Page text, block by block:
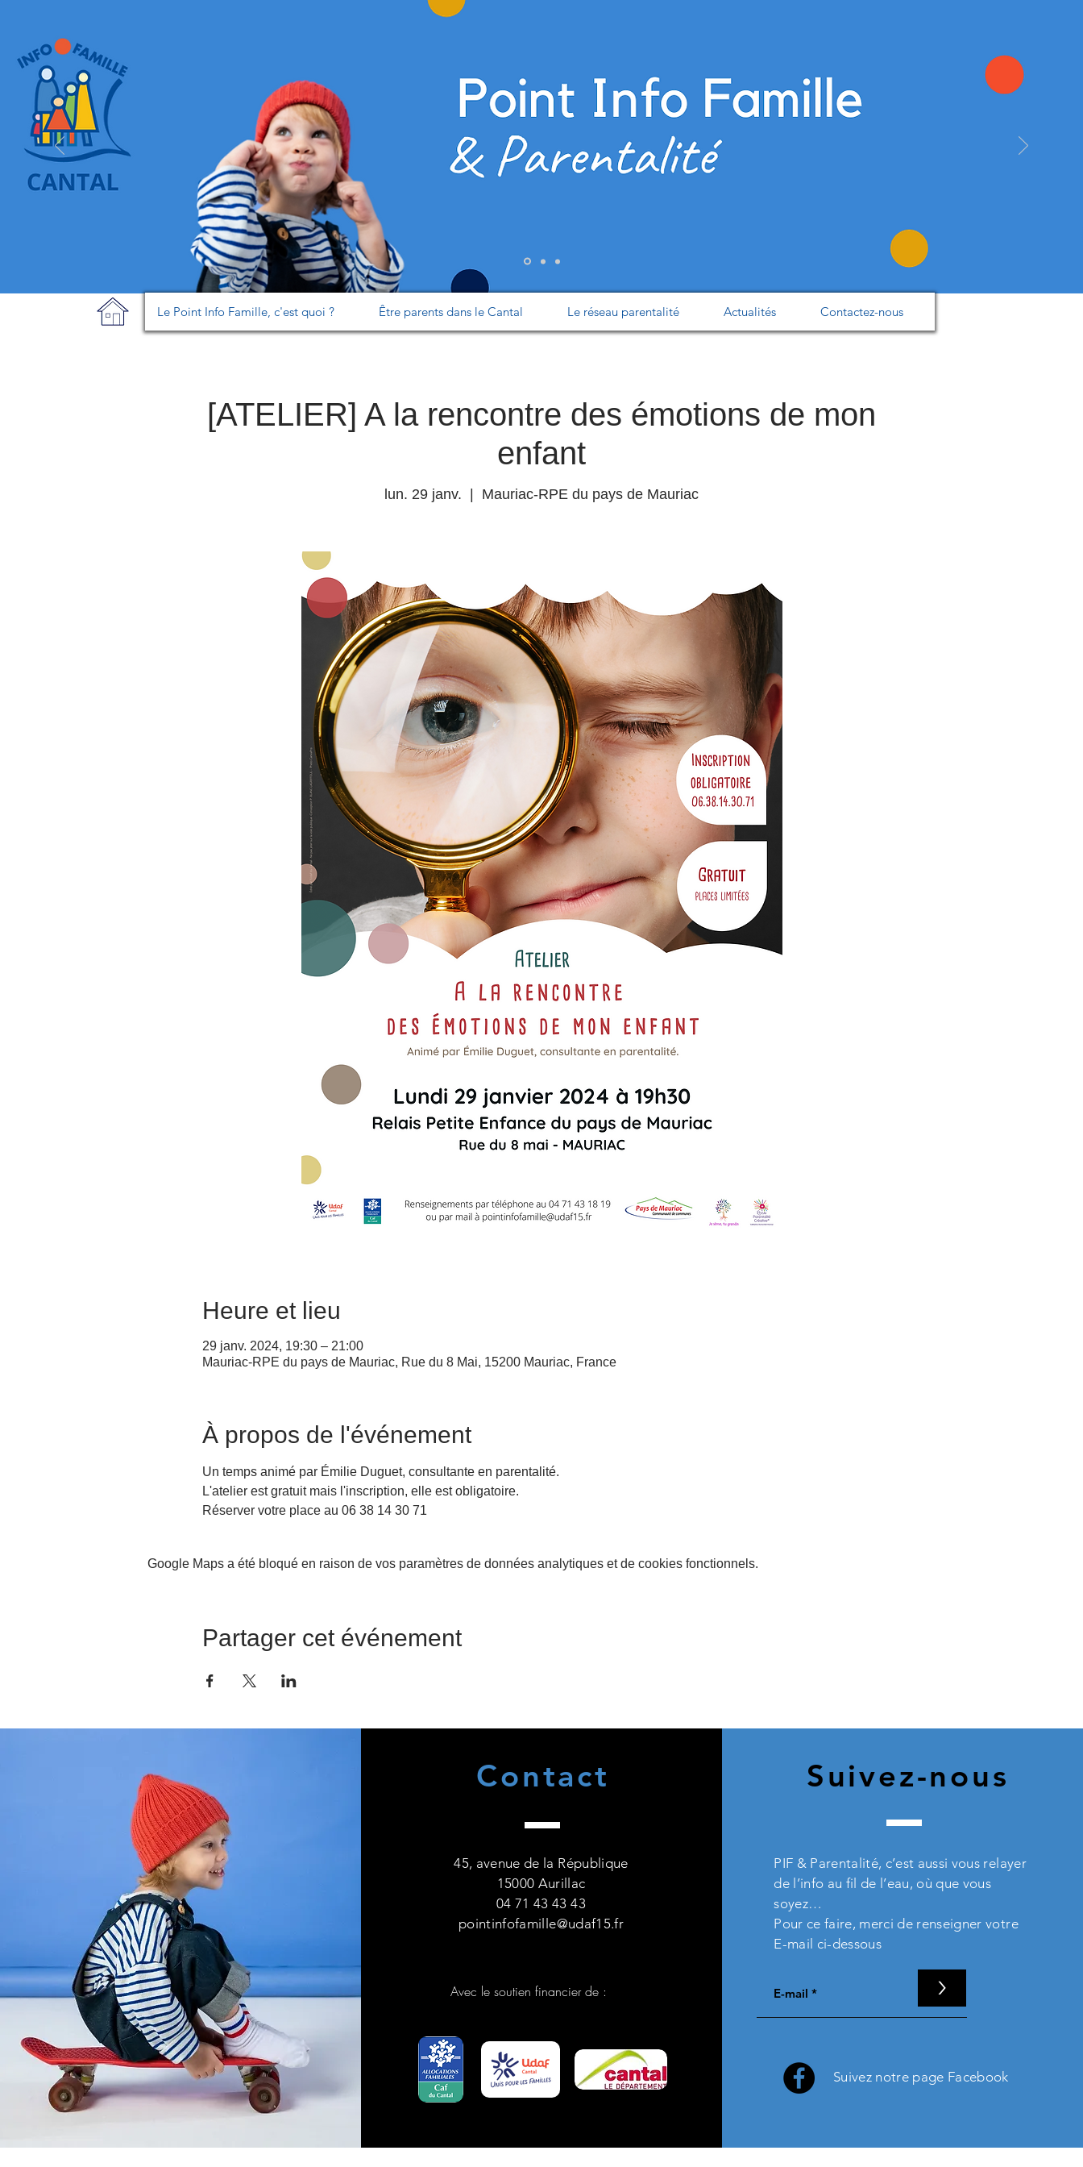
Le Point Info Famille, c'est quoi ? Être parents dans le Cantal Le réseau parentalité Actualités Contactez-nous
[ATELIER] A la rencontre des émotions de mon
enfant
lun. 29 janv. Mauriac-RPE du pays de Mauriac
Heure et lieu
29 janv. 2024, 19:30 – 21:00
Mauriac-RPE du pays de Mauriac, Rue du 8 Mai, 15200 Mauriac, France
À propos de l'événement
Un temps animé par Émilie Duguet, consultante en parentalité.
L'atelier est gratuit mais l'inscription, elle est obligatoire.
Réserver votre place au 06 38 14 30 71
Google Maps a été bloqué en raison de vos paramètres de données analytiques et de cookies fonctionnels.
Partager cet événement
Contact
45, avenue de la République
15000 Aurillac
04 71 43 43 43
pointinfofamille@udaf15.fr
Avec le soutien financier de :
Suivez-nous
PIF & Parentalité, c’est aussi vous relayer
de l’info au fil de l’eau, où que vous
soyez…
Pour ce faire, merci de renseigner votre
E-mail ci-dessous
>
Suivez notre page Facebook